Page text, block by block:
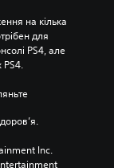
на кілька
для
PS4, але
PS4.
Inc.